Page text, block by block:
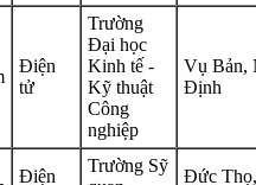
Điện
tử
Trường
Đại học
Kinh tế -
Kỹ thuật
Công
nghiệp
Vụ Bản,
Định
Điện
Trường Sỹ
Đức